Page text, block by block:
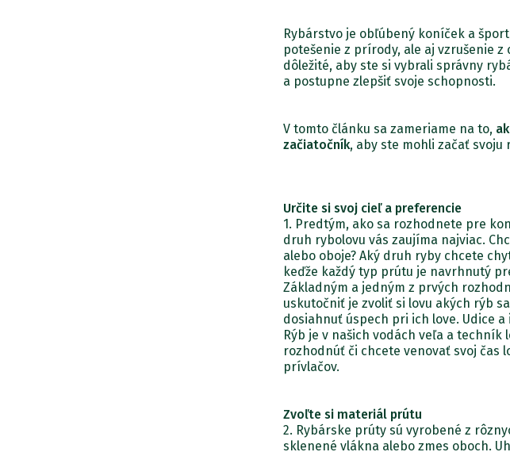
Rybárstvo je obľúbený koníček a
potešenie z prírody, ale aj vzrušenie
dôležité, aby ste si vybrali správny
a postupne zlepšiť svoje schopnosti.
V tomto článku sa zameriame na to,
začiatočník, aby ste mohli začať
Určite si svoj cieľ a preferencie
1. Predtým, ako sa rozhodnete pre
druh rybolovu vás zaujíma najviac.
alebo oboje? Aký druh ryby chcete
keďže každý typ prútu je navrhnutý
Základným a jedným z prvých
uskutočniť je zvoliť si lovu akých rýb
dosiahnuť úspech pri ich love. Udice
Rýb je v našich vodách veľa a techník
rozhodnúť či chcete venovať svoj čas
prívlačov.
Zvoľte si materiál prútu
2. Rybárske prúty sú vyrobené z
sklenené vlákna alebo zmes oboch.